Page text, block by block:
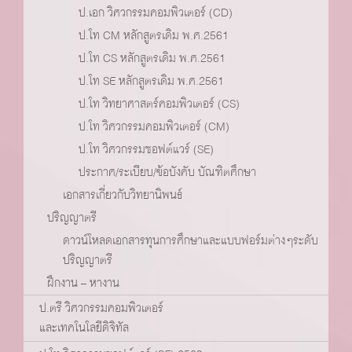
ป.เอก วิศวกรรมคอมพิวเตอร์ (CD)
ป.โท CM หลักสูตรเดิม พ.ศ.2561
ป.โท CS หลักสูตรเดิม พ.ศ.2561
ป.โท SE หลักสูตรเดิม พ.ศ.2561
ป.โท วิทยาศาสตร์คอมพิวเตอร์ (CS)
ป.โท วิศวกรรมคอมพิวเตอร์ (CM)
ป.โท วิศวกรรมซอฟต์แวร์ (SE)
ประกาศ/ระเบียบ/ข้อบังคับ บัณฑิตศึกษา
เอกสารเกี่ยวกับวิทยานิพนธ์
ปริญญาตรี
ดาวน์โหลดเอกสารทุนการศึกษาและแบบฟอร์มต่างๆระดับ
ปริญญาตรี
ฝึกงาน – หางาน
ป.ตรี วิศวกรรมคอมพิวเตอร์
และเทคโนโลยีดิจิทัล